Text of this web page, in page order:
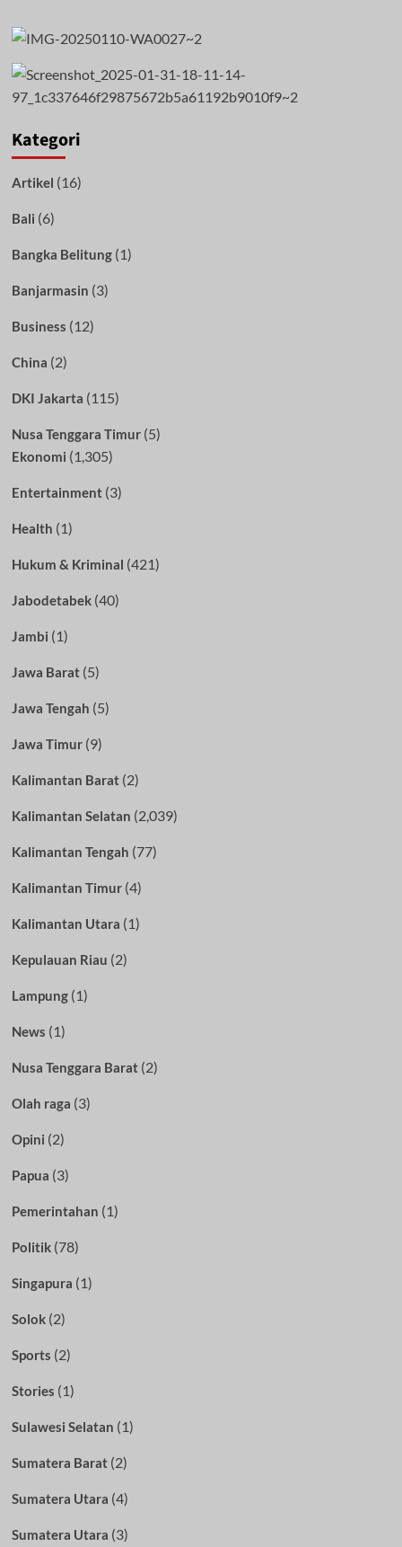
Kategori
Artikel (16)
Bali (6)
Bangka Belitung(1)
Banjarmasin (3)
Business (12)
China (2)
DKI Jakarta (115)
Nusa Tenggara Timur(5)
Ekonomi (1,305)
Entertainment(3)
Health (1)
Hukum & Kriminal (421)
Jabodetabek(40)
Jambi (1)
Jawa Barat(5)
Jawa Tengah (5)
Jawa Timur(9)
Kalimantan Barat(2)
Kalimantan Selatan (2,039)
Kalimantan Tengah (77)
Kalimantan Timur(4)
Kalimantan Utara (1)
Kepulauan Riau (2)
Lampung(1)
News (1)
Nusa Tenggara Barat(2)
Olah raga (3)
Opini (2)
Papua (3)
Pemerintahan (1)
Politik(78)
Singapura (1)
Solok(2)
Sports (2)
Stories (1)
Sulawesi Selatan (1)
Sumatera Barat(2)
Sumatera Utara (4)
Sumatera Utara (3)